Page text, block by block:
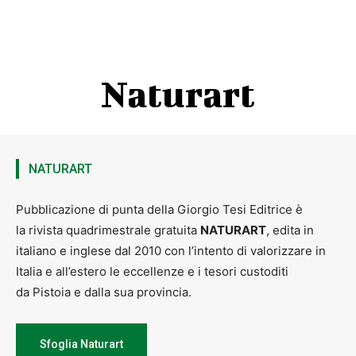
Naturart
NATURART
Pubblicazione di punta della Giorgio Tesi Editrice è
la rivista quadrimestrale gratuita NATURART, edita in
italiano e inglese dal 2010 con l’intento di valorizzare in
Italia e all’estero le eccellenze e i tesori custoditi
da Pistoia e dalla sua provincia.
Sfoglia Naturart